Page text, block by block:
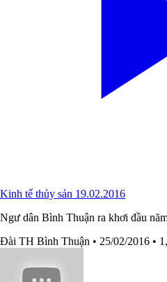
Kinh tế thủy sản 19.02.2016
Ngư dân Bình Thuận ra khơi đầu
Đài TH Bình Thuận • 25/02/2016 •